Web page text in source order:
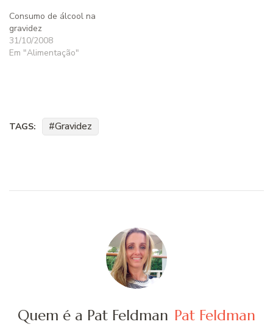
Consumo de álcool na
gravidez
31/10/2008
Em "Alimentação"
TAGS: Gravidez
Quem é a Pat Feldman Pat Feldman